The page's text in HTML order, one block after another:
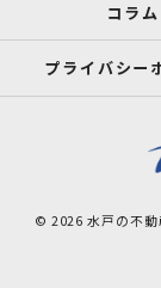
コラム
プライバシー
© 2026 水戸の不動